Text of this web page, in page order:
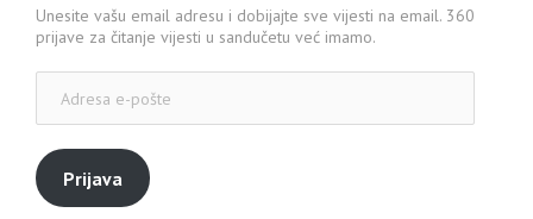
Unesite vašu email adresu i dobijajte sve vijesti na email. 360
prijave za čitanje vijesti u sandučetu već imamo.
pošte
Prijava